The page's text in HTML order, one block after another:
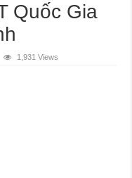
Quốc Gia
1,931 Views